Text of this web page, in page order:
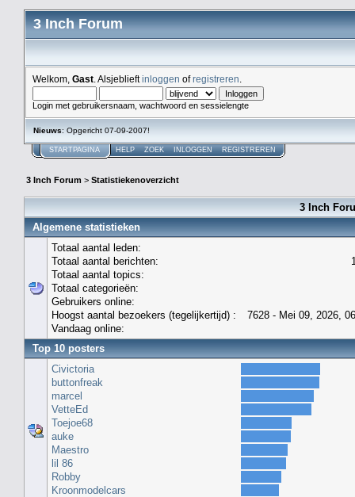
3 Inch Forum
Welkom, Gast . Alsjeblieftinloggen ofregistreren
Login met gebruikersnaam, wachtwoord en sessielengte
Nieuws: Opgericht 07-09-2007!
STARTPAGINA HELP ZOEK INLOGGEN REGISTREREN
3 Inch Forum > Statistiekenoverzicht
3 Inch
Algemene statistieken
Totaal aantal leden:
Totaal aantal berichten:
Totaal aantal topics:
Totaal categorieën:
Gebruikers online:
Hoogst aantal bezoekers (tegelijkertijd) :
7628 - Mei 09, 2026,
Vandaag online:
Top 10 posters
Civictoria
buttonfreak
marcel
VetteEd
Toejoe68
auke
Maestro
lil 86
Robby
Kroonmodelcars